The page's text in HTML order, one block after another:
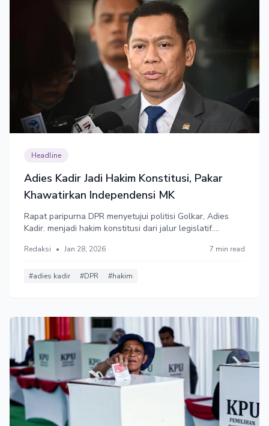
Headline
Adies Kadir Jadi Hakim Konstitusi, Pakar
Khawatirkan Independensi MK
Rapat paripurna DPR menyetujui politisi Golkar, Adies
Kadir. menjadi hakim konstitusi dari jalur legislatif.
pensiun. Pakar hukum meduga partai politik sedang
Redaksi • Jan 28, 2026 7 min read
#adies kadir #DPR #hakim